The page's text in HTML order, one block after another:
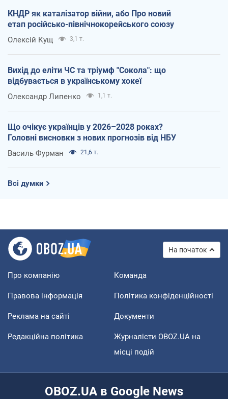
КНДР як каталізатор війни, або Про новий
етап російсько-північнокорейського союзу
Олексій Кущ 3,1 т.
Вихід до еліти ЧС та тріумф "Сокола": що
відбувається в українському хокеї
Олександр Липенко 1,1 т.
Що очікує українців у 2026–2028 роках?
Головні висновки з нових прогнозів від НБУ
Василь Фурман 21,6 т.
Всі думки
На початок
Про компанію Команда
Правова інформація Політика конфіденційності
Реклама на сайті Документи
Редакційна політика
Журналісти OBOZ.UA на
місці подій
OBOZ.UA в Google News